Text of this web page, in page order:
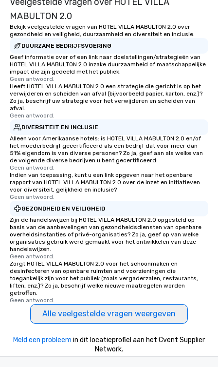
MABULTON 2.0
Bekijk veelgestelde vragen van HOTEL VILLA MABULTON 2.0 over
gezondheid en veiligheid, duurzaamheid en diversiteit en inclusie.
DUURZAME BEDRIJFSVOERING
Geef informatie over of een link naar doelstellingen/strategieën van
HOTEL VILLA MABULTON 2.0 inzake duurzaamheid of maatschappelijke
impact die zijn gedeeld met het publiek.
Geen antwoord.
Heeft HOTEL VILLA MABULTON 2.0 een strategie die gericht is op het
verwijderen en scheiden van afval (bijvoorbeeld papier, karton, enz.)?
Zo ja, beschrijf uw strategie voor het verwijderen en scheiden van
afval.
Geen antwoord.
DIVERSITEIT EN INCLUSIE
Alleen voor Amerikaanse hotels: is HOTEL VILLA MABULTON 2.0 en/of
het moederbedrijf gecertificeerd als een bedrijf dat voor meer dan
51% eigendom is van diverse personen? Zo ja, geef aan als welke van
de volgende diverse bedrijven u bent gecertificeerd:
Geen antwoord.
Indien van toepassing, kunt u een link opgeven naar het openbare
rapport van HOTEL VILLA MABULTON 2.0 over de inzet en initiatieven
voor diversiteit, gelijkheid en inclusie?
Geen antwoord.
GEZONDHEID EN VEILIGHEID
Zijn de handelswijzen bij HOTEL VILLA MABULTON 2.0 opgesteld op
basis van de aanbevelingen van gezondheidsdiensten van openbare
overheidsinstanties of privé-organisaties? Zo ja, geef op van welke
organisaties gebruik werd gemaakt voor het ontwikkelen van deze
handelswijzen.
Geen antwoord.
Zorgt HOTEL VILLA MABULTON 2.0 voor het schoonmaken en
desinfecteren van openbare ruimten and voorzieningen die
toegankelijk zijn voor het publiek (zoals vergaderzalen, restaurants,
liften, enz.)? Zo ja, beschrijf welke nieuwe maatregelen worden
getroffen.
Geen antwoord.
Alle veelgestelde vragen weergeven
Meld een probleem in dit locatieprofiel aan het Cvent Supplier
Network.